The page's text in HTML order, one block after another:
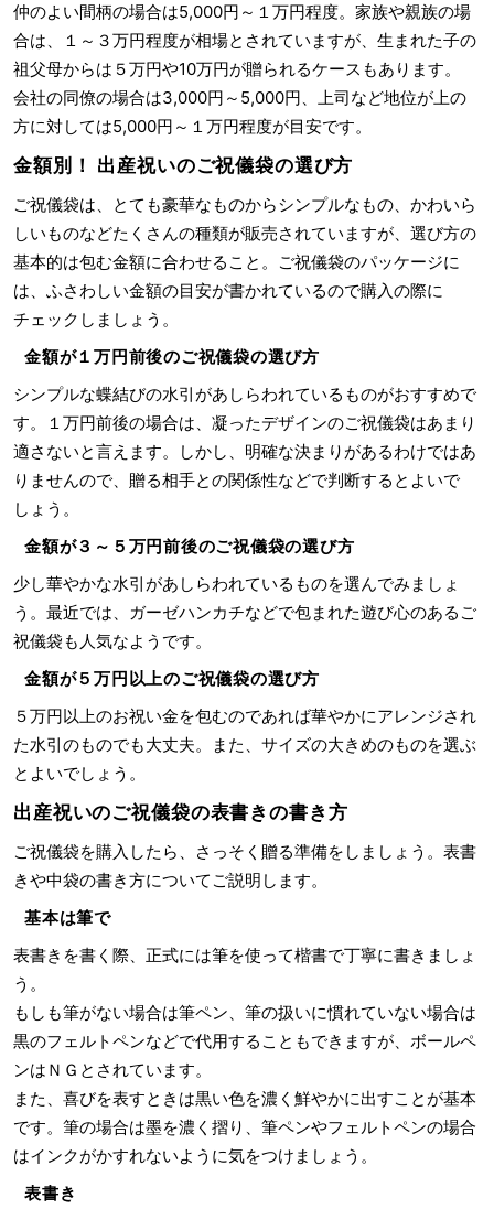
仲のよい間柄の場合は5,000円～１万円程度。家族や親族の場
合は、１～３万円程度が相場とされていますが、生まれた子の
祖父母からは５万円や10万円が贈られるケースもあります。
会社の同僚の場合は3,000円～5,000円、上司など地位が上の
方に対しては5,000円～１万円程度が目安です。
金額別！ 出産祝いのご祝儀袋の選び方
ご祝儀袋は、とても豪華なものからシンプルなもの、かわいら
しいものなどたくさんの種類が販売されていますが、選び方の
基本的は包む金額に合わせること。ご祝儀袋のパッケージに
は、ふさわしい金額の目安が書かれているので購入の際に
チェックしましょう。
金額が１万円前後のご祝儀袋の選び方
シンプルな蝶結びの水引があしらわれているものがおすすめで
す。１万円前後の場合は、凝ったデザインのご祝儀袋はあまり
適さないと言えます。しかし、明確な決まりがあるわけではあ
りませんので、贈る相手との関係性などで判断するとよいで
しょう。
金額が３～５万円前後のご祝儀袋の選び方
少し華やかな水引があしらわれているものを選んでみましょ
う。最近では、ガーゼハンカチなどで包まれた遊び心のあるご
祝儀袋も人気なようです。
金額が５万円以上のご祝儀袋の選び方
５万円以上のお祝い金を包むのであれば華やかにアレンジされ
た水引のものでも大丈夫。また、サイズの大きめのものを選ぶ
とよいでしょう。
出産祝いのご祝儀袋の表書きの書き方
ご祝儀袋を購入したら、さっそく贈る準備をしましょう。表書
きや中袋の書き方についてご説明します。
基本は筆で
表書きを書く際、正式には筆を使って楷書で丁寧に書きましょ
う。
もしも筆がない場合は筆ペン、筆の扱いに慣れていない場合は
黒のフェルトペンなどで代用することもできますが、ボールペ
ンはＮＧとされています。
また、喜びを表すときは黒い色を濃く鮮やかに出すことが基本
です。筆の場合は墨を濃く摺り、筆ペンやフェルトペンの場合
はインクがかすれないように気をつけましょう。
表書き